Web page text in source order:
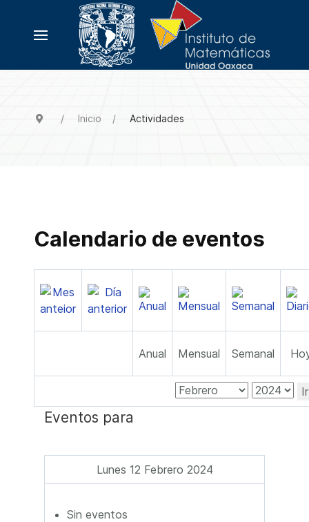
Inicio Actividades
Calendario de eventos
Anual Mensual Semanal
Eventos para
Lunes 12 Febrero 2024
Sin eventos